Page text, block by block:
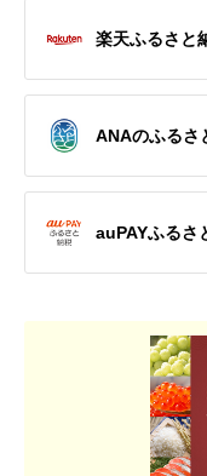
楽天ふるさと
ANAのふるさ
auPAYふるさ